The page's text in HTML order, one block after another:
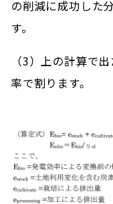
の削減に成功した
す。
（3）上の計算で
率で割ります。